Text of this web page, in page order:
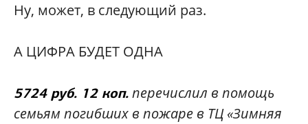
Ну, может, в следующий раз.
А ЦИФРА БУДЕТ ОДНА
5724 руб. 12 коп.перечислил в помощь
семьям погибших в пожаре в ТЦ «Зимняя